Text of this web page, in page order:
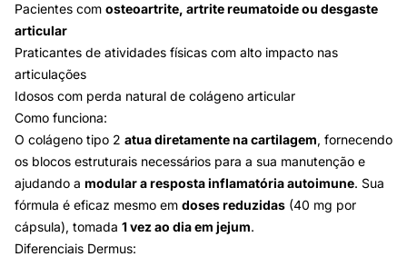
Pacientes com osteoartrite, artrite reumatoide ou desgaste
articular
Praticantes de atividades físicas com alto impacto nas
articulações
Idosos com perda natural de colágeno articular
Como funciona:
O colágeno tipo 2 atua diretamente na cartilagem, fornecendo
os blocos estruturais necessários para a sua manutenção e
ajudando a modular a resposta inflamatória autoimune. Sua
fórmula é eficaz mesmo em doses reduzidas (40 mg por
cápsula), tomada 1 vez ao dia em jejum.
Diferenciais Dermus: